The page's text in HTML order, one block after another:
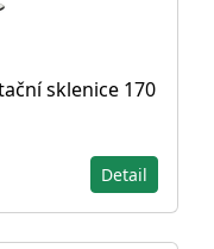
sklenice 170
Detail